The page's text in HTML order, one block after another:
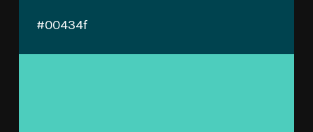
#00434f